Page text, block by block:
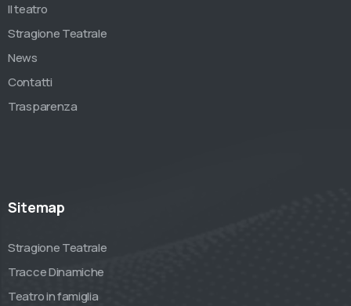
Il teatro
Stragione Teatrale
News
Contatti
Trasparenza
Sitemap
Stragione Teatrale
Tracce Dinamiche
Teatro in famiglia